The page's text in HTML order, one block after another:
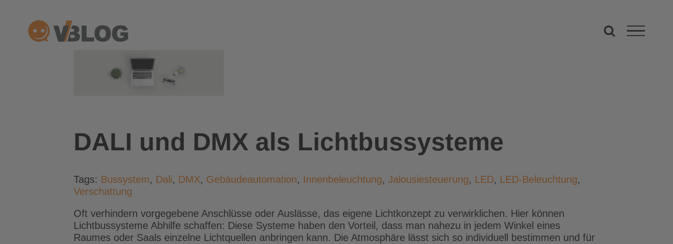
springen
DALI und DMX als Lichtbussysteme
Tags: Bussystem, Dali, DMX, Gebäudeautomation, Innenbeleuchtung, Jalousiesteuerung, LED, LED-Beleuchtung,
Verschattung
Oft verhindern vorgegebene Anschlüsse oder Auslässe, das eigene Lichtkonzept zu verwirklichen. Hier können
Lichtbussysteme Abhilfe schaffen: Diese Systeme haben den Vorteil, dass man nahezu in jedem Winkel eines
Raumes oder Saals einzelne Lichtquellen anbringen kann. Die Atmosphäre lässt sich so individuell bestimmen und für